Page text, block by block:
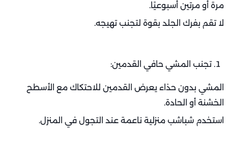
مرة أو مرتين أسبوعيًا.
لا تقم بفرك الجلد بقوة لتجنب تهيجه.
تجنب المشي حافي القدمين:
المشي بدون حذاء يعرض القدمين للاحتكاك مع الأسطح
الخشنة أو الحادة.
استخدم شباشب منزلية ناعمة عند التجول في المنزل.